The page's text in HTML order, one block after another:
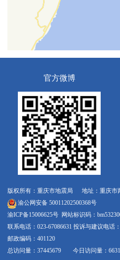
官方微博
版权所有：重庆市地震局 地址：重庆市
渝公网安备 50011202500368号
渝ICP备15006625号 网站标识码：
联系电话：023-67086631 投诉与建议电话
邮政编码：401120
总访问量：37445679 今日访问量：